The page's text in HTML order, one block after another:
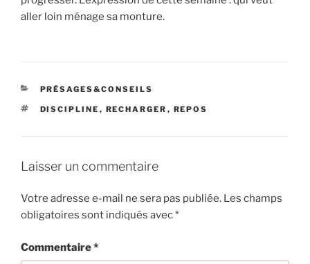
aller loin ménage sa monture.
CATÉGORIES
PRÉSAGES&CONSEILS
ÉTIQUETTES
DISCIPLINE , RECHARGER , REPOS
Laisser un commentaire
Votre adresse e-mail ne sera pas publiée. Les champs
obligatoires sont indiqués avec*
Commentaire*